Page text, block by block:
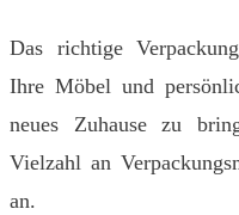
Das richtige
Ihre Möbel und
neues Zuhause zu
Vielzahl an
an.